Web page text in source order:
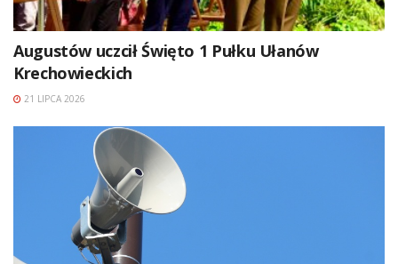
Augustów uczcił Święto 1 Pułku Ułanów
Krechowieckich
21 LIPCA 2026